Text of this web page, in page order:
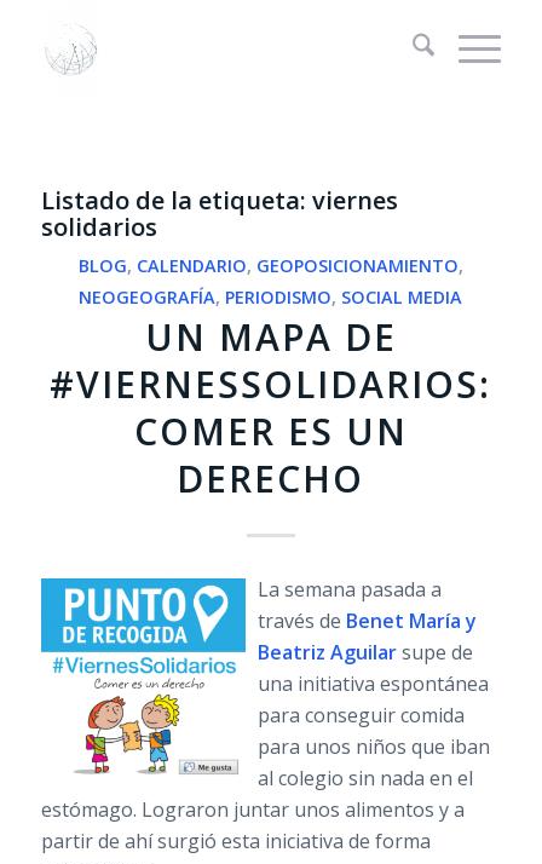
Listado de la etiqueta: viernes
solidarios
BLOG, CALENDARIO, GEOPOSICIONAMIENTO,
NEOGEOGRAFÍA, PERIODISMO, SOCIAL MEDIA
UN MAPA DE
#VIERNESSOLIDARIOS:
COMER ES UN
DERECHO
La semana pasada a
través de Benet María y
Beatriz Aguilarsupe de
una initiativa espontánea
para conseguir comida
para unos niños que iban
al colegio sin nada en el
estómago. Lograron juntar unos alimentos y a
partir de ahí surgió esta iniciativa de forma